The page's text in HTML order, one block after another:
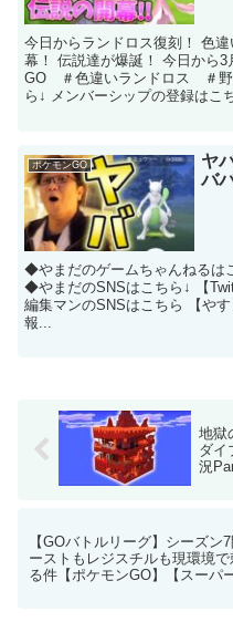
今日からランドロス復刻！ 色
幕！ 伝説達が爆誕！ 今日から
GO ＃色違いランドロス ＃野
ら↓ メンバーシップの登録はこ
ポケモンGO
ヤ
バ
◆やまだのゲームちゃんねるは
◆やまだのSNSはこちら↓ 【
編集マンのSNSはこちら 【や
報...
地獄
ダイ
況
【GOバトルリーグ】シーズン
ーストもレジスチルも現環境で
る件【ポケモンGO】【スーパ